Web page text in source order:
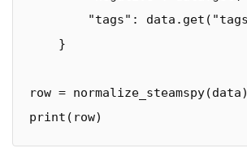
row = normalize_steamspy(data)
print(row)